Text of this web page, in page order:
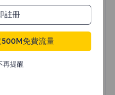
購買
註冊
500M免費流量
再提醒